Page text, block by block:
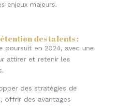
enjeux majeurs.
des talents:
poursuit en 2024, avec une
attirer et retenir les
des stratégies de
offrir des avantages